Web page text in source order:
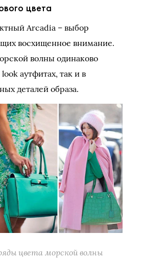
цвета
Arcadia – выбор
восхищенное внимание.
волны одинаково
аутфитах, так и в
деталей образа.
цвета морской волны